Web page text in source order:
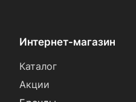
Интернет-магазин
Каталог
Акции